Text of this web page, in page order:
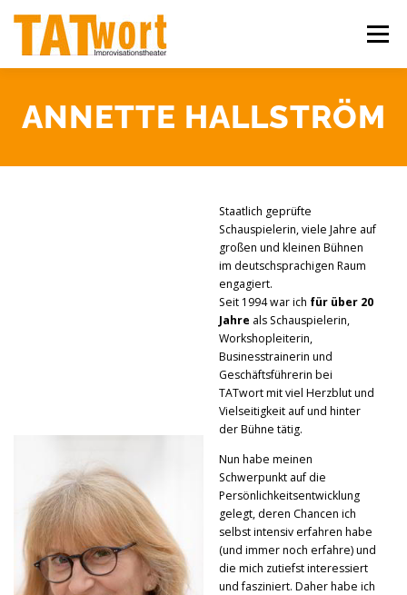
Inhalt
springen
Menü
ÜBER UNS WORKSHOPS IMPROSHOWS
IHR EVENT KONTAKT
ANNETTE HALLSTRÖM
Staatlich geprüfte
Schauspielerin, viele Jahre auf
großen und kleinen Bühnen
im deutschsprachigen Raum
engagiert.
Seit 1994 war ich für über 20
Jahre als Schauspielerin,
Workshopleiterin,
Businesstrainerin und
Geschäftsführerin bei
TATwort mit viel Herzblut und
Vielseitigkeit auf und hinter
der Bühne tätig.
Nun habe meinen
Schwerpunkt auf die
Persönlichkeitsentwicklung
gelegt, deren Chancen ich
selbst intensiv erfahren habe
(und immer noch erfahre) und
die mich zutiefst interessiert
und fasziniert. Daher habe ich